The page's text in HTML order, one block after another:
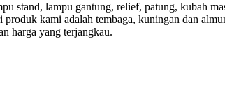
stand, lampu gantung, relief, patung, kubah
kami adalah tembaga, kuningan dan
harga yang terjangkau.